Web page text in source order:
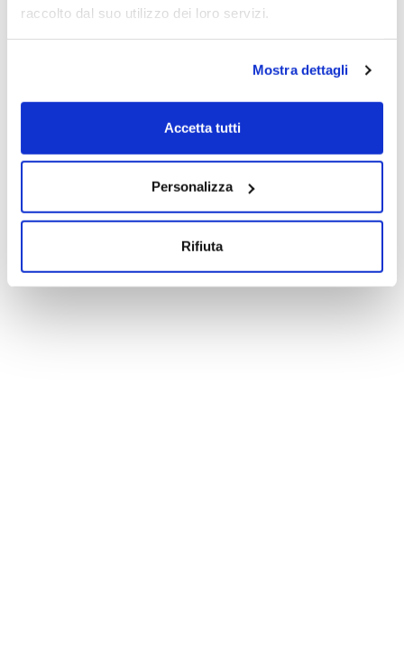
raccolto dal suo utilizzo dei loro servizi.
Mostra dettagli
Accetta tutti
Personalizza
Rifiuta